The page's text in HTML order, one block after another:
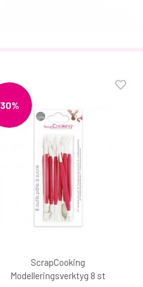
30%
ScrapCooking
Modelleringsverktyg 8 st